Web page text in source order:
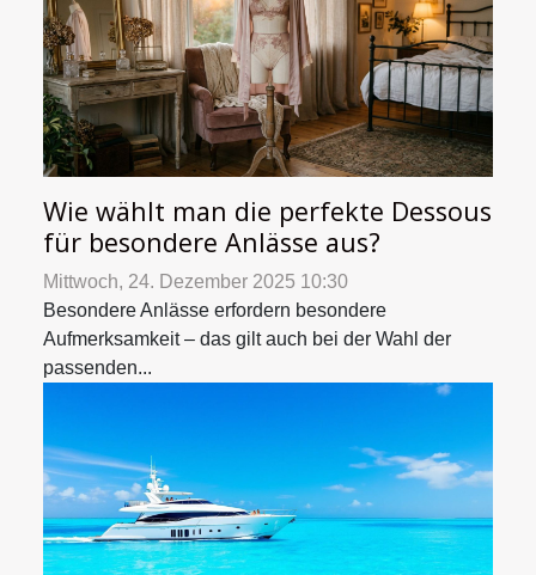
Wie wählt man die perfekte Dessous
für besondere Anlässe aus?
Mittwoch, 24. Dezember 2025 10:30
Besondere Anlässe erfordern besondere
Aufmerksamkeit – das gilt auch bei der Wahl der
passenden...